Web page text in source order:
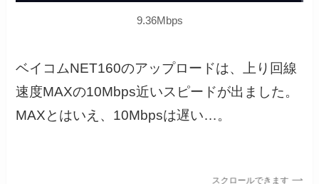
9.36Mbps
ベイコムNET160のアップロードは、上り回線
速度MAXの10Mbps近いスピードが出ました。
MAXとはいえ、10Mbpsは遅い…。
スクロールできます